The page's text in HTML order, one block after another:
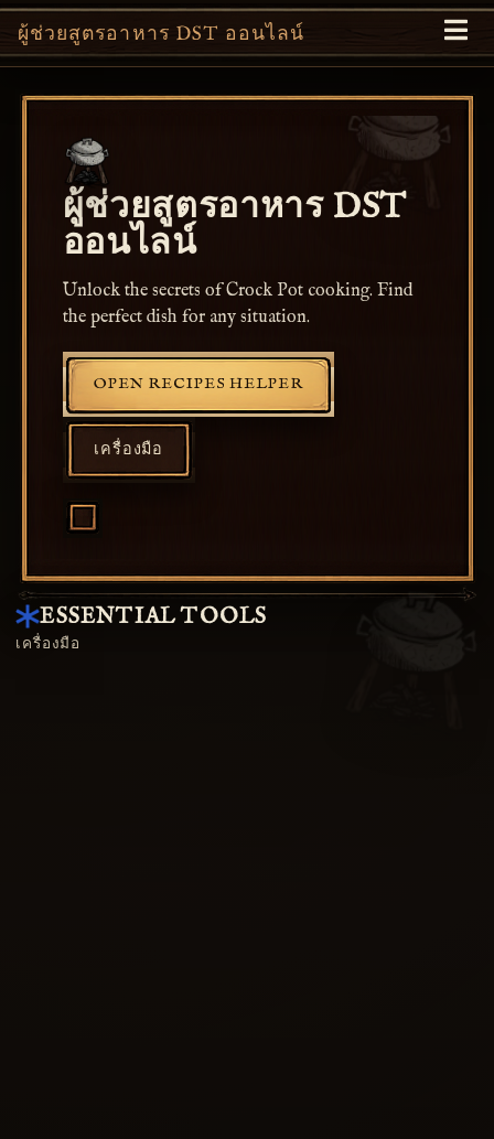
ผู้ช่วยสูตรอาหาร DST ออนไลน์
ผู้ช่วยสูตรอาหาร DST
ออนไลน์
Unlock the secrets of Crock Pot cooking. Find
the perfect dish for any situation.
OPEN RECIPES HELPER
เครื่องมือ
ESSENTIAL TOOLS
เครื่องมือ